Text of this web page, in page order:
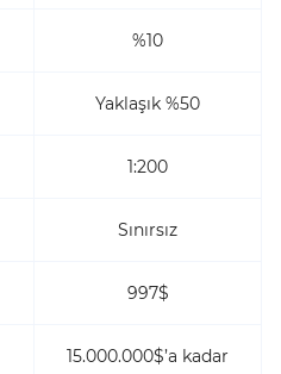
%10
Yaklaşık %50
1:200
Sınırsız
997$
15.000.000$’a kadar